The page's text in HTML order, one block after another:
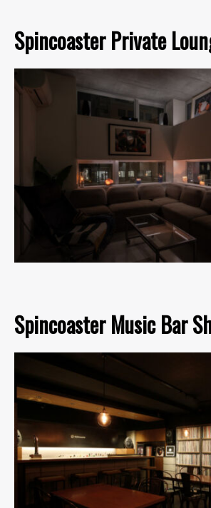
Spincoaster Private
Spincoaster Music Bar